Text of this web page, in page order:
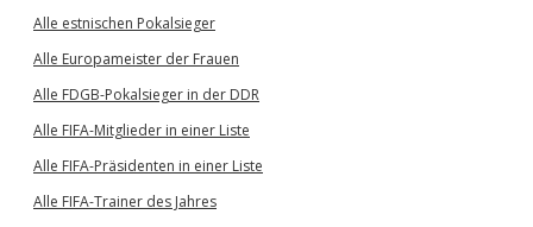
Alle estnischen Pokalsieger
Alle Europameister der Frauen
Alle FDGB-Pokalsieger in der DDR
Alle FIFA-Mitglieder in einer Liste
Alle FIFA-Präsidenten in einer Liste
Alle FIFA-Trainer des Jahres